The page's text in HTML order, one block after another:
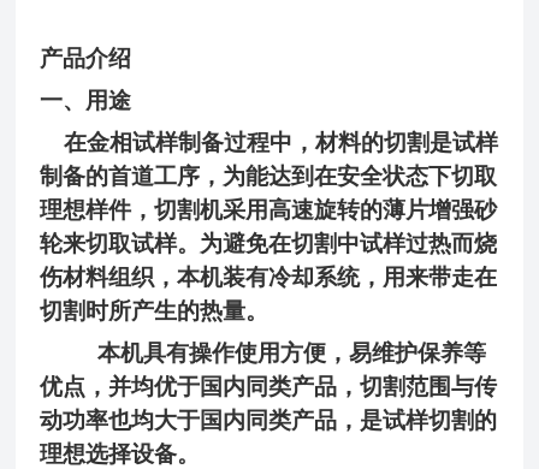
产品介绍
一、用途
在金相试样制备过程中，材料的切割是试样
制备的首道工序，为能达到在安全状态下切取
理想样件，切割机采用高速旋转的薄片增强砂
轮来切取试样。为避免在切割中试样过热而烧
伤材料组织，本机装有冷却系统，用来带走在
切割时所产生的热量。
本机具有操作使用方便，易维护保养等
优点，并均优于国内同类产品，切割范围与传
动功率也均大于国内同类产品，是试样切割的
理想选择设备。